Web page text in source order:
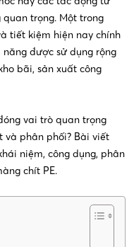
trọng. Một trong
tiết kiệm hiện nay chính
được sử dụng rộng
bãi, sản xuất công
vai trò quan trọng
và phân phối? Bài viết
niệm, công dụng, phân
chít PE.